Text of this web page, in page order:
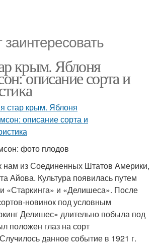
крым. Яблоня
описание сорта и
фото плодов
нам из Соединенных Штатов Америки,
Айова. Культура появилась путем
«Старкинга» и «Делишеса». После
новинок под условным
Делишес» длительно побыла под
положен глаз на сорт
данное событие в 1921 г.